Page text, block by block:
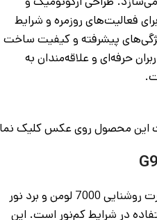
فعالیت‌های روزمره و شرایط
پیشرفته و کیفیت ساخت
حرفه‌ای و علاقه‌مندان به
این محصول روی عکس کلیک
چراغ قوه زینگارو مدل G999 با قدرت روشنایی 7000 لومن و برد نور
استفاده در شرایط کم‌نور است. این